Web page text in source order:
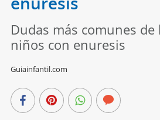
Dudas más comunes
niños con enuresis
Guiainfantil.com